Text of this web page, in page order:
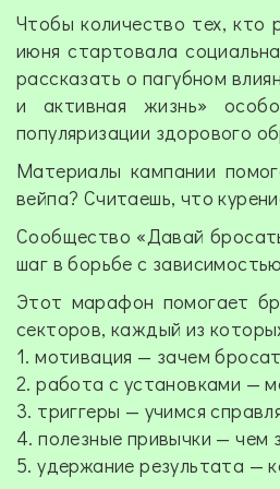
Чтобы количество тех, кто
июня стартовала
рассказать о пагубном
и активная жизнь»
популяризации здорового
Материалы кампании
вейпа? Считаешь, что
Сообщество «Давай
шаг в борьбе с
Этот марафон помогает
секторов, каждый из
1. мотивация — зачем
2. работа с установками —
3. триггеры — учимся
4. полезные привычки — чем
5. удержание результата —